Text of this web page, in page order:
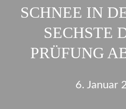
SCHNEE IN
SECHSTE
PRÜFUNG
6. Januar